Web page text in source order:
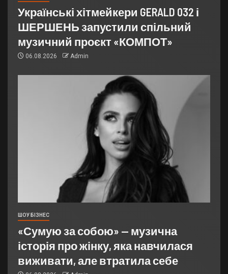
Українські хітмейкери GERALD 032 і
ШЕРШЕНЬ запустили спільний
музичний проєкт «КОМПОТ»
06.08.2026 Admin
ШОУ БІЗНЕС
«Сумую за собою» — музична
історія про жінку, яка навчилася
виживати, але втратила себе